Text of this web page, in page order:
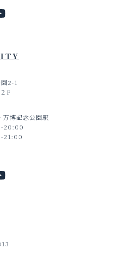
2-1
F
万博記念公園駅
20:00
21:00